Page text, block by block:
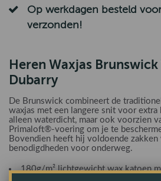
Op werkdagen besteld
verzonden!
Heren Waxjas
Dubarry
De Brunswick combineert de
waxjas met een langere snit voor
alleen waterdicht, maar ook voorzien
Primaloft®-voering om je te
Bovendien heeft hij voldoende zakken
benodigdheden voor onderweg.
180g/m² lichtgewicht wax katoen